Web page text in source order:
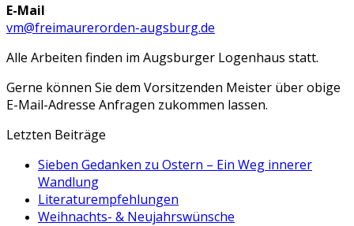
E-Mail
vm@freimaurerorden-augsburg.de
Alle Arbeiten finden im Augsburger Logenhaus statt.
Gerne können Sie dem Vorsitzenden Meister über obige
E-Mail-Adresse Anfragen zukommen lassen.
Letzten Beiträge
Sieben Gedanken zu Ostern – Ein Weg innerer
Wandlung
Literaturempfehlungen
Weihnachts- & Neujahrswünsche